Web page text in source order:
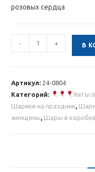
розовых сердца
Количество
товара
воздушных
шаров
в
- + В
Артикул: 24-0804
Категорий:
Хиты
Шарики на праздник
женщины Шары в коробке